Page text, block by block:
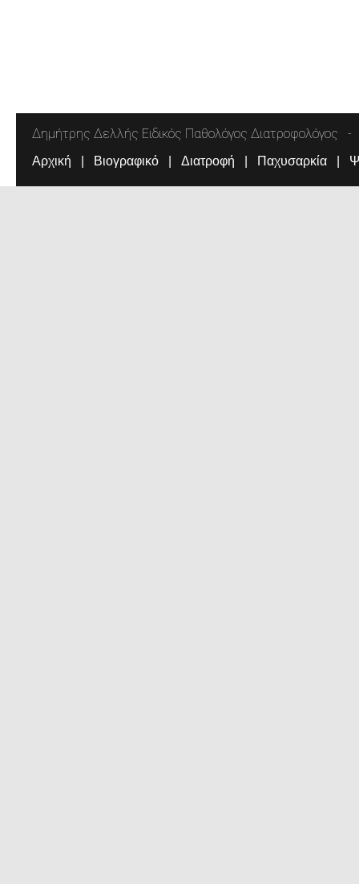
Δημήτρης Δελλής Ειδικός Παθολόγος Διατροφολόγος
Αρχική Βιογραφικό Διατροφή Παχυσαρκία